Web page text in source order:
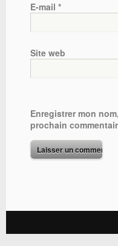
E-mail *
Site web
Enregistrer mon
prochain